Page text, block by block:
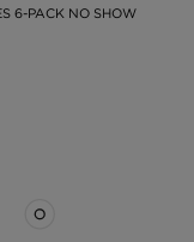
6-PACK NO SHOW